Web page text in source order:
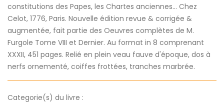
constitutions des Papes, les Chartes anciennes... Chez
Celot, 1776, Paris. Nouvelle édition revue & corrigée &
augmentée, fait partie des Oeuvres complètes de M.
Furgole Tome VIII et Dernier. Au format in 8 comprenant
XXXII, 451 pages. Relié en plein veau fauve d'époque, dos à
nerfs ornementé, coiffes frottées, tranches marbrée.
Categorie(s) du livre :